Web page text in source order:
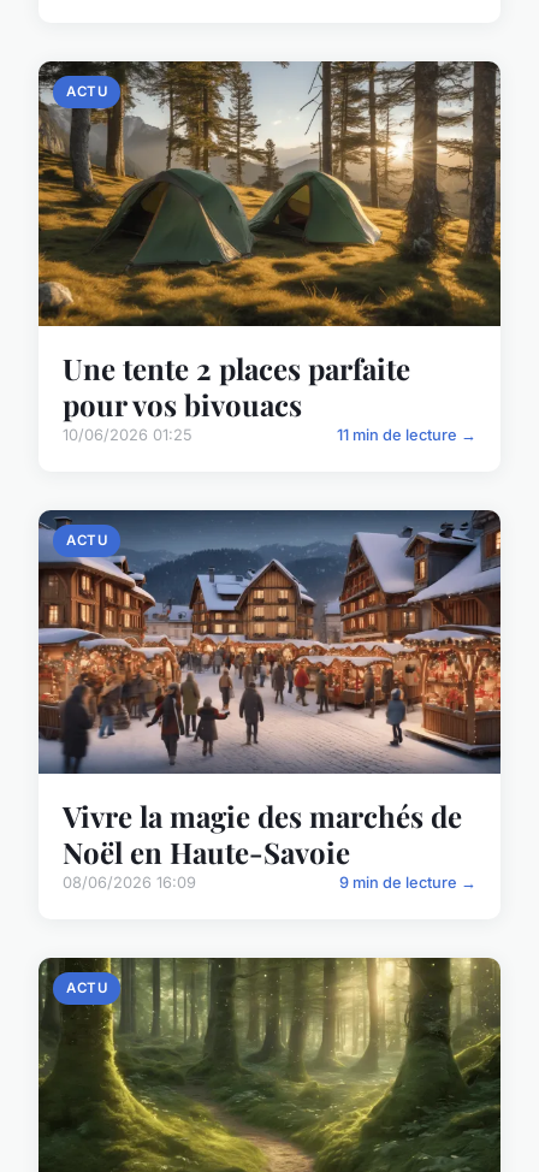
ACTU
Une tente 2 places parfaite
pour vos bivouacs
10/06/2026 01:25 11 min de lecture →
ACTU
Vivre la magie des marchés de
Noël en Haute-Savoie
08/06/2026 16:09 9 min de lecture →
ACTU